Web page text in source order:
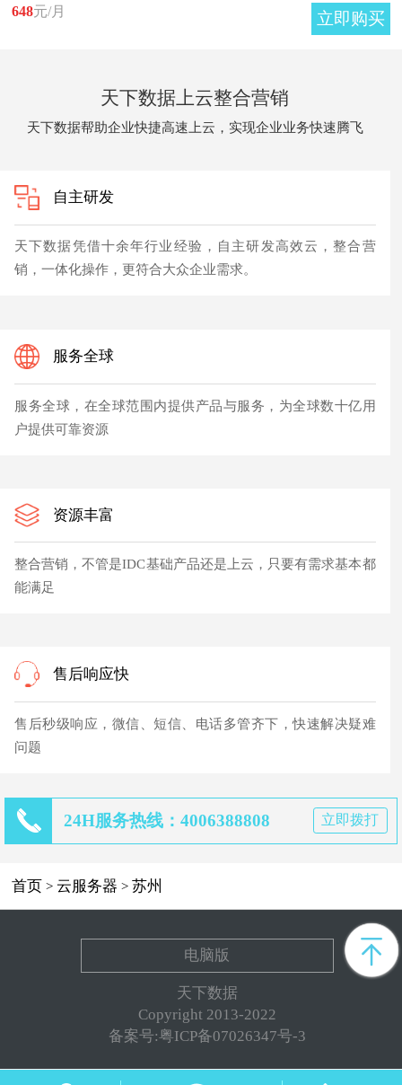
648元/月 立即购买
天下数据上云整合营销
天下数据帮助企业快捷高速上云，实现企业业务快速腾飞
自主研发
天下数据凭借十余年行业经验，自主研发高效云，整合营
销，一体化操作，更符合大众企业需求。
服务全球
服务全球，在全球范围内提供产品与服务，为全球数十亿用
户提供可靠资源
资源丰富
整合营销，不管是IDC基础产品还是上云，只要有需求基本都
能满足
售后响应快
售后秒级响应，微信、短信、电话多管齐下，快速解决疑难
问题
24H服务热线：4006388808 立即拨打
首页 > 云服务器 > 苏州
电脑版
天下数据
Copyright 2013-2022
备案号:粤ICP备07026347号-3